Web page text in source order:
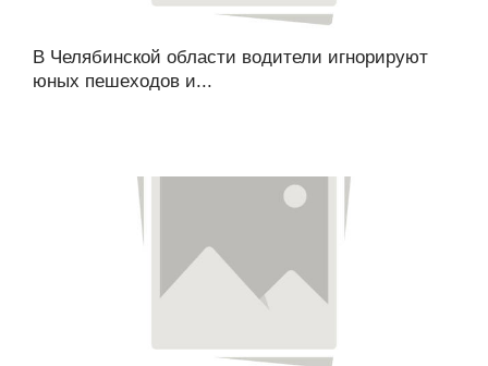
В Челябинской области водители игнорируют
юных пешеходов и...